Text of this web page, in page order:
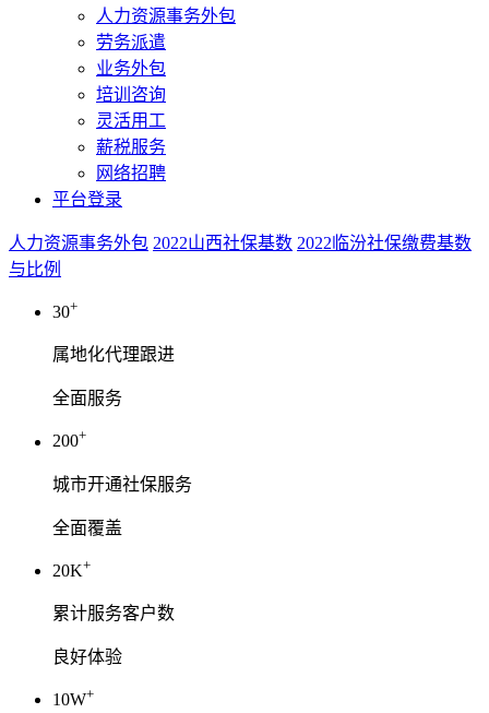
人力资源事务外包
劳务派遣
业务外包
培训咨询
灵活用工
薪税服务
网络招聘
平台登录
人力资源事务外包 2022山西社保基数 2022临汾社保缴费基数
与比例
30+
属地化代理跟进
全面服务
200+
城市开通社保服务
全面覆盖
20K+
累计服务客户数
良好体验
10W+